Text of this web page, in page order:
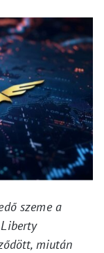
szeme a
miután